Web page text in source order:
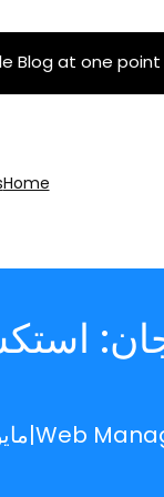
Blog at one point
Home
Web
|مايو 10,